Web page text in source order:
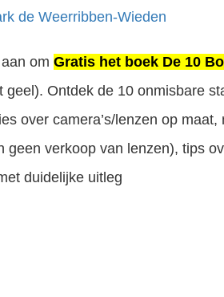
de Weerribben-Wieden
om Gratis het boek De 10
geel). Ontdek de 10 onmisbare
over camera’s/lenzen op
geen verkoop van lenzen), tips
duidelijke uitleg